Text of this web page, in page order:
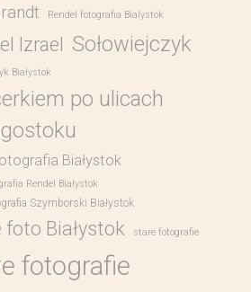
Rendel fotografia Bialystok
Izrael Sołowiejczyk
Białystok
po ulicach
Białystok
Rendel Białystok
Szymborski Białystok
foto Białystok stare fotografie
fotografie